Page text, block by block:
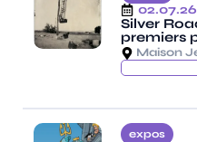
02.07.26
Silver
premiers
Maison
expos